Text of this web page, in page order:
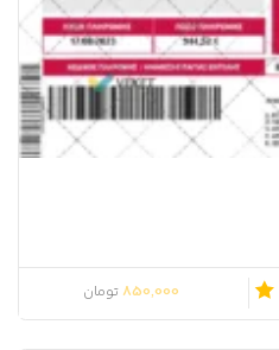
850,000 تومان